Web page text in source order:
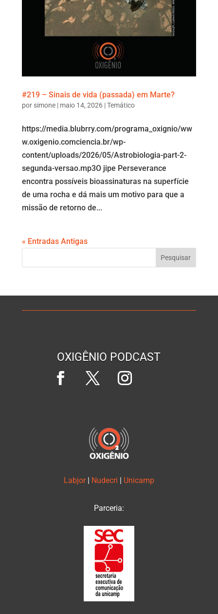
#219 – Sinais de vida (passada) em Marte?
por simone| maio 14, 2026|Temático
https://media.blubrry.com/programa_oxignio/ww
w.oxigenio.comciencia.br/wp-
content/uploads/2026/05/Astrobiologia-part-2-
segunda-versao.mp3O jipe Perseverance
encontra possíveis bioassinaturas na superfície
de uma rocha e dá mais um motivo para que a
missão de retorno de...
« Entradas Antigas
OXIGÊNIO PODCAST
Labjor | Nudecri | Unicamp
Parceria: